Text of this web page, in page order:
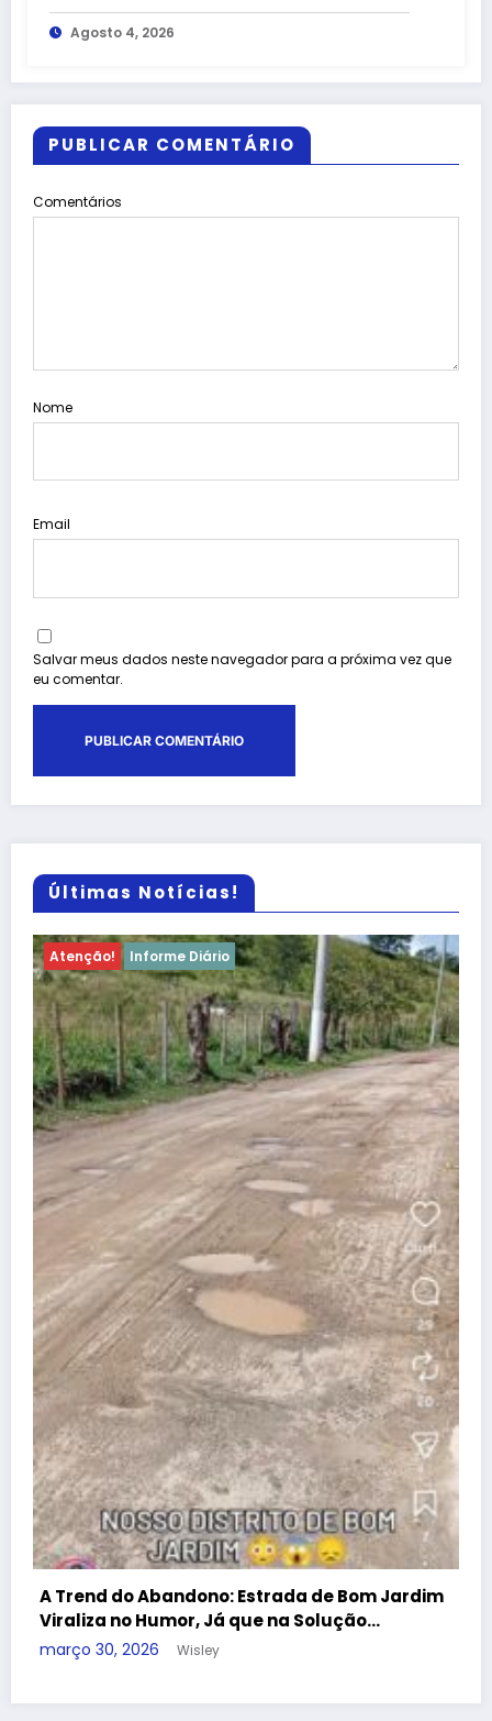
Agosto 4, 2026
PUBLICAR COMENTÁRIO
Comentários
Nome
Email
Salvar meus dados neste navegador para a próxima vez que
eu comentar.
Últimas Notícias!
Jardim
Atenção! Informe Diário
Atenção, Bom Jesus! Alerta sobre
dificuldades no Programa Farmácia
dezembro 25, 2025 Wisley
Guia útil Conheça nossa cidade Denúncia
Contato
APAN
A REDE
Blog Wisley Fernandes - 2025 - Ligue: (22) 99908-4338 -
CNPJ:38.455.321/0001-53 | Powered By
SpiceThemes